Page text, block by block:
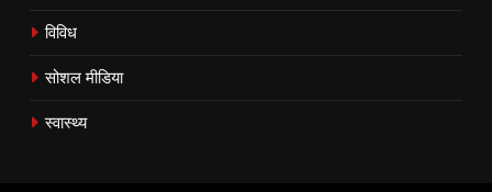
विविध
सोशल मीडिया
स्वास्थ्य